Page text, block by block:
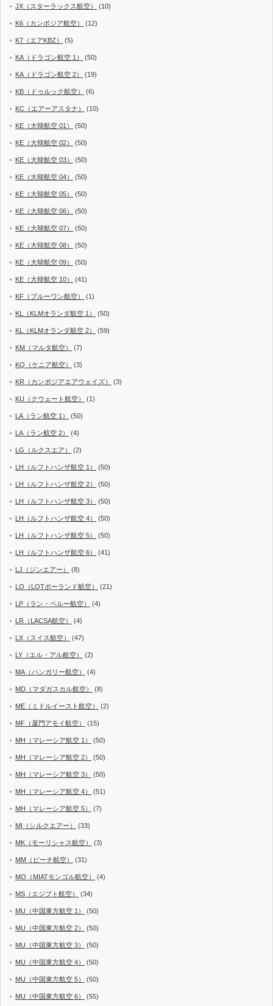
JX（スターラックス航空） (10)
K6（カンボジア航空） (12)
K7（エアKBZ） (5)
KA（ドラゴン航空 1） (50)
KA（ドラゴン航空 2） (19)
KB（ドゥルック航空） (6)
KC（エアーアスタナ） (10)
KE（大韓航空 01） (50)
KE（大韓航空 02） (50)
KE（大韓航空 03） (50)
KE（大韓航空 04） (50)
KE（大韓航空 05） (50)
KE（大韓航空 06） (50)
KE（大韓航空 07） (50)
KE（大韓航空 08） (50)
KE（大韓航空 09） (50)
KE（大韓航空 10） (41)
KF（ブルーワン航空） (1)
KL（KLMオランダ航空 1） (50)
KL（KLMオランダ航空 2） (59)
KM（マルタ航空） (7)
KQ（ケニア航空） (3)
KR（カンボジアエアウェイズ） (3)
KU（クウェート航空） (1)
LA（ラン航空 1） (50)
LA（ラン航空 2） (4)
LG（ルクスエア） (2)
LH（ルフトハンザ航空 1） (50)
LH（ルフトハンザ航空 2） (50)
LH（ルフトハンザ航空 3） (50)
LH（ルフトハンザ航空 4） (50)
LH（ルフトハンザ航空 5） (50)
LH（ルフトハンザ航空 6） (41)
LJ（ジンエアー） (8)
LO（LOTポーランド航空） (21)
LP（ラン・ペルー航空） (4)
LR（LACSA航空） (4)
LX（スイス航空） (47)
LY（エル・アル航空） (2)
MA（ハンガリー航空） (4)
MD（マダガスカル航空） (8)
ME（ミドルイースト航空） (2)
MF（厦門アモイ航空） (15)
MH（マレーシア航空 1） (50)
MH（マレーシア航空 2） (50)
MH（マレーシア航空 3） (50)
MH（マレーシア航空 4） (51)
MH（マレーシア航空 5） (7)
MI（シルクエアー） (33)
MK（モーリシャス航空） (3)
MM（ピーチ航空） (31)
MO（MIATモンゴル航空） (4)
MS（エジプト航空） (34)
MU（中国東方航空 1） (50)
MU（中国東方航空 2） (50)
MU（中国東方航空 3） (50)
MU（中国東方航空 4） (50)
MU（中国東方航空 5） (50)
MU（中国東方航空 6） (55)